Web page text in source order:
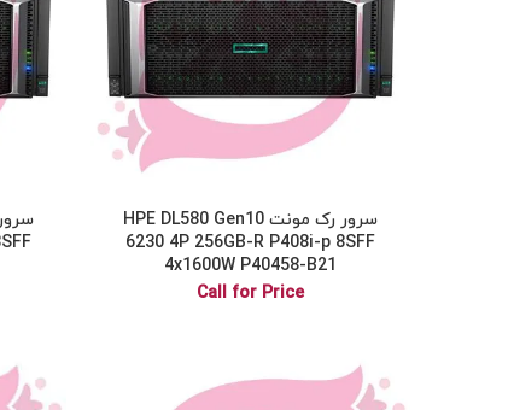
سرور رک مونت HPE DL580 Gen10
6230 4P 256GB-R P408i-p 8SFF
4x1600W P40458-B21
Call for Price